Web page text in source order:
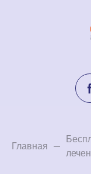
Главная